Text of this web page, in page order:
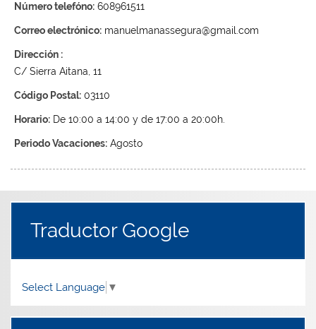
Número telefóno: 608961511
Correo electrónico: manuelmanassegura@gmail.com
Dirección :
C/ Sierra Aitana, 11
Código Postal: 03110
Horario: De 10:00 a 14:00 y de 17:00 a 20:00h.
Periodo Vacaciones: Agosto
Traductor Google
Select Language ▼